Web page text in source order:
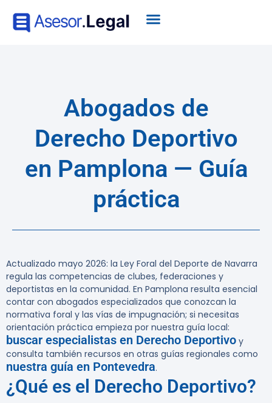
Abogados de
Derecho Deportivo
en Pamplona — Guía
práctica
Actualizado mayo 2026: la Ley Foral del Deporte de Navarra
regula las competencias de clubes, federaciones y
deportistas en la comunidad. En Pamplona resulta esencial
contar con abogados especializados que conozcan la
normativa foral y las vías de impugnación; si necesitas
orientación práctica empieza por nuestra guía local:
buscar especialistas en Derecho Deportivo y
consulta también recursos en otras guías regionales como
nuestra guía en Pontevedra.
¿Qué es el Derecho Deportivo?